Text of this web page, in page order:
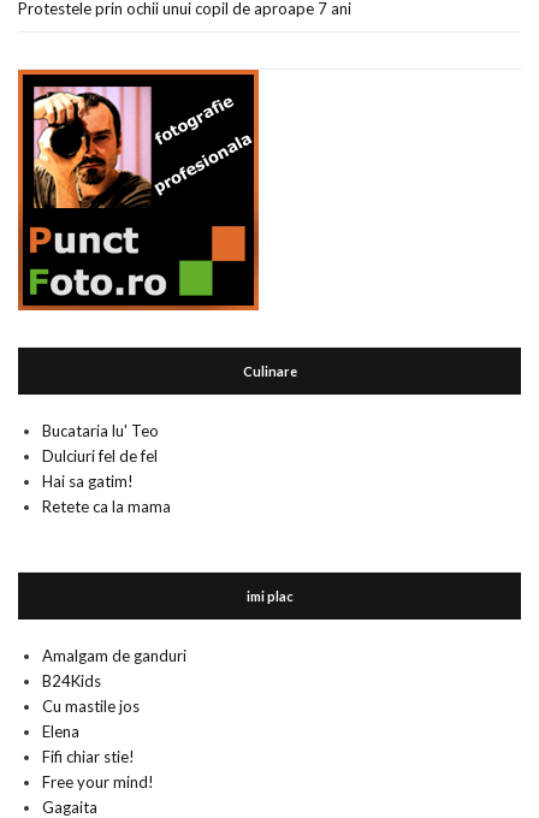
Protestele prin ochii unui copil de aproape 7 ani
Culinare
Bucataria lu' Teo
Dulciuri fel de fel
Hai sa gatim!
Retete ca la mama
imi plac
Amalgam de ganduri
B24Kids
Cu mastile jos
Elena
Fifi chiar stie!
Free your mind!
Gagaita